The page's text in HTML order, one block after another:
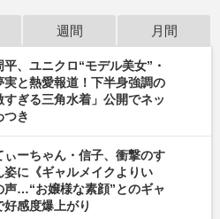
週間 月間
平、ユニクロ“モデル美女”・
実と熱愛報道！下半身強調の
すぎる三角水着」公開でネッ
つき
ぃーちゃん・信子、衝撃のす
姿に《ギャルメイクよりい
声…“お嬢様な素顔”とのギャ
好感度爆上がり